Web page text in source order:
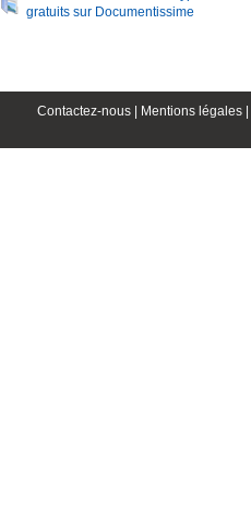
gratuits sur Documentissime
Contactez-nous | Mentions légales |